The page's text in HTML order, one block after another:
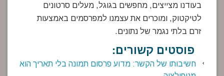
בעודנו מצייצים, מחפשים בגוגל, מעלים סרטונים
לטיקטוק, ומוכרים את עצמנו למפרסמים באמצעות
זרם בלתי נגמר של נתונים.
פוסטים קשורים:
חשיבותו של הקשר: מדוע פרסום תמונה בלי תאריך הוא